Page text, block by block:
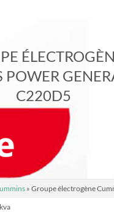
C220D5
» Groupe électrogène